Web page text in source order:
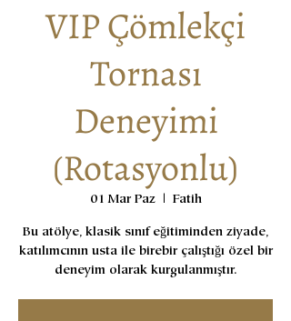
VIP Çömlekçi
Tornası
Deneyimi
(Rotasyonlu)
01 Mar Paz
  |
Fatih
Bu atölye, klasik sınıf eğitiminden ziyade,
katılımcının usta ile birebir çalıştığı özel bir
deneyim olarak kurgulanmıştır.